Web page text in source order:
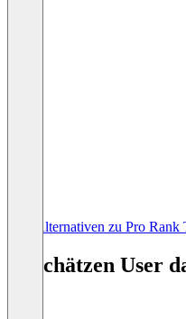
Alle Alternativen zu Pro Rank
So schätzen User